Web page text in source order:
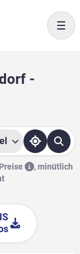
-
,minütlich